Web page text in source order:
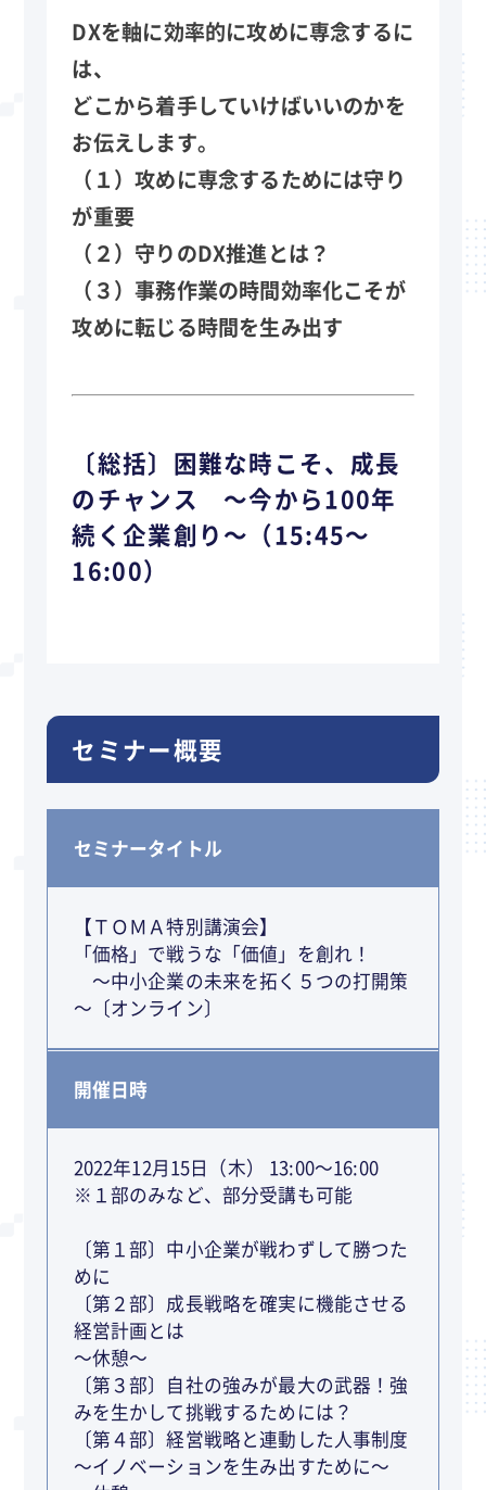
DXを軸に効率的に攻めに専念するに
は、
どこから着手していけばいいのかを
お伝えします。
（１）攻めに専念するためには守り
が重要
（２）守りのDX推進とは？
（３）事務作業の時間効率化こそが
攻めに転じる時間を生み出す
〔総括〕困難な時こそ、成長
のチャンス ～今から100年
続く企業創り～（15:45～
16:00）
セミナー概要
セミナータイトル
【ＴＯＭＡ特別講演会】
「価格」で戦うな「価値」を創れ！
～中小企業の未来を拓く５つの打開策
～〔オンライン〕
開催日時
2022年12月15日（木） 13:00～16:00
※１部のみなど、部分受講も可能
〔第１部〕中小企業が戦わずして勝つた
めに
〔第２部〕成長戦略を確実に機能させる
経営計画とは
～休憩～
〔第３部〕自社の強みが最大の武器！強
みを生かして挑戦するためには？
〔第４部〕経営戦略と連動した人事制度
～イノベーションを生み出すために～